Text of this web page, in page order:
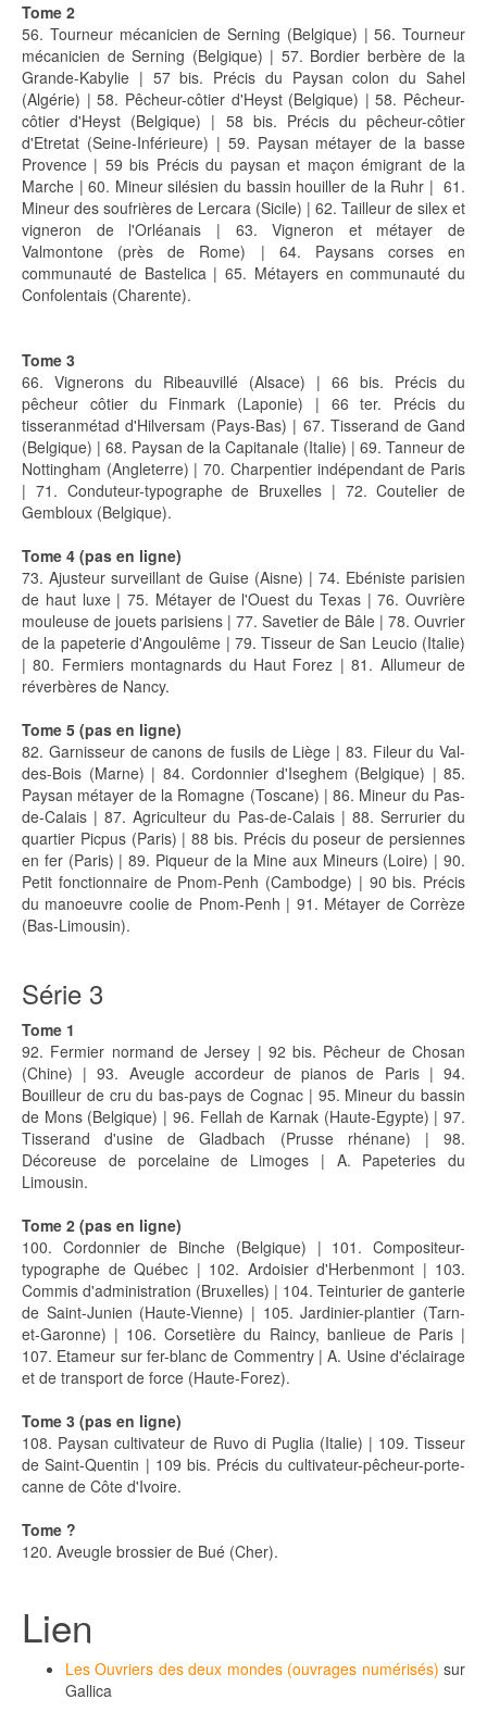
Tome 2
56. Tourneur mécanicien de Serning (Belgique) | 56. Tourneur
mécanicien de Serning (Belgique) | 57. Bordier berbère de la
Grande-Kabylie | 57 bis. Précis du Paysan colon du Sahel
(Algérie) | 58. Pêcheur-côtier d'Heyst (Belgique) | 58. Pêcheur-
côtier d'Heyst (Belgique) | 58 bis. Précis du pêcheur-côtier
d'Etretat (Seine-Inférieure) | 59. Paysan métayer de la basse
Provence | 59 bis Précis du paysan et maçon émigrant de la
Marche | 60. Mineur silésien du bassin houiller de la Ruhr | 61.
Mineur des soufrières de Lercara (Sicile) | 62. Tailleur de silex et
vigneron de l'Orléanais | 63. Vigneron et métayer de
Valmontone (près de Rome) | 64. Paysans corses en
communauté de Bastelica | 65. Métayers en communauté du
Confolentais (Charente).
Tome 3
66. Vignerons du Ribeauvillé (Alsace) | 66 bis. Précis du
pêcheur côtier du Finmark (Laponie) | 66 ter. Précis du
tisseranmétad d'Hilversam (Pays-Bas) | 67. Tisserand de Gand
(Belgique) | 68. Paysan de la Capitanale (Italie) | 69. Tanneur de
Nottingham (Angleterre) | 70. Charpentier indépendant de Paris
| 71. Conduteur-typographe de Bruxelles | 72. Coutelier de
Gembloux (Belgique).
Tome 4 (pas en ligne)
73. Ajusteur surveillant de Guise (Aisne) | 74. Ebéniste parisien
de haut luxe | 75. Métayer de l'Ouest du Texas | 76. Ouvrière
mouleuse de jouets parisiens | 77. Savetier de Bâle | 78. Ouvrier
de la papeterie d'Angoulême | 79. Tisseur de San Leucio (Italie)
| 80. Fermiers montagnards du Haut Forez | 81. Allumeur de
réverbères de Nancy.
Tome 5 (pas en ligne)
82. Garnisseur de canons de fusils de Liège | 83. Fileur du Val-
des-Bois (Marne) | 84. Cordonnier d'Iseghem (Belgique) | 85.
Paysan métayer de la Romagne (Toscane) | 86. Mineur du Pas-
de-Calais | 87. Agriculteur du Pas-de-Calais | 88. Serrurier du
quartier Picpus (Paris) | 88 bis. Précis du poseur de persiennes
en fer (Paris) | 89. Piqueur de la Mine aux Mineurs (Loire) | 90.
Petit fonctionnaire de Pnom-Penh (Cambodge) | 90 bis. Précis
du manoeuvre coolie de Pnom-Penh | 91. Métayer de Corrèze
(Bas-Limousin).
Série 3
Tome 1
92. Fermier normand de Jersey | 92 bis. Pêcheur de Chosan
(Chine) | 93. Aveugle accordeur de pianos de Paris | 94.
Bouilleur de cru du bas-pays de Cognac | 95. Mineur du bassin
de Mons (Belgique) | 96. Fellah de Karnak (Haute-Egypte) | 97.
Tisserand d'usine de Gladbach (Prusse rhénane) | 98.
Décoreuse de porcelaine de Limoges | A. Papeteries du
Limousin.
Tome 2 (pas en ligne)
100. Cordonnier de Binche (Belgique) | 101. Compositeur-
typographe de Québec | 102. Ardoisier d'Herbenmont | 103.
Commis d'administration (Bruxelles) | 104. Teinturier de ganterie
de Saint-Junien (Haute-Vienne) | 105. Jardinier-plantier (Tarn-
et-Garonne) | 106. Corsetière du Raincy, banlieue de Paris |
107. Etameur sur fer-blanc de Commentry | A. Usine d'éclairage
et de transport de force (Haute-Forez).
Tome 3 (pas en ligne)
108. Paysan cultivateur de Ruvo di Puglia (Italie) | 109. Tisseur
de Saint-Quentin | 109 bis. Précis du cultivateur-pêcheur-porte-
canne de Côte d'Ivoire.
Tome ?
120. Aveugle brossier de Bué (Cher).
Lien
Les Ouvriers des deux mondes (ouvrages numérisés) sur
Gallica